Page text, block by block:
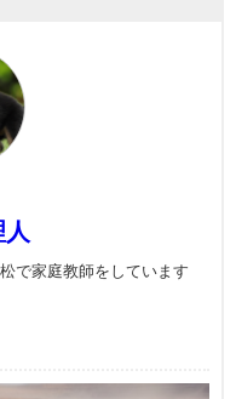
で家庭教師をしています